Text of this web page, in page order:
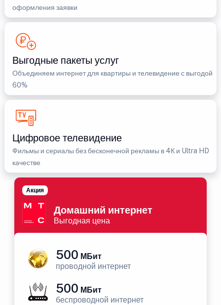
оформления заявки
Выгодные пакеты услуг
Объединяем интернет для квартиры и телевидение с выгодой
60%
Цифровое телевидение
Фильмы и сериалы без бесконечной рекламы в 4К и Ultra HD
качестве
Домашний интернет
Выгодная цена
Акция
500 МБит
проводной интернет
500 МБит
беспроводной интернет